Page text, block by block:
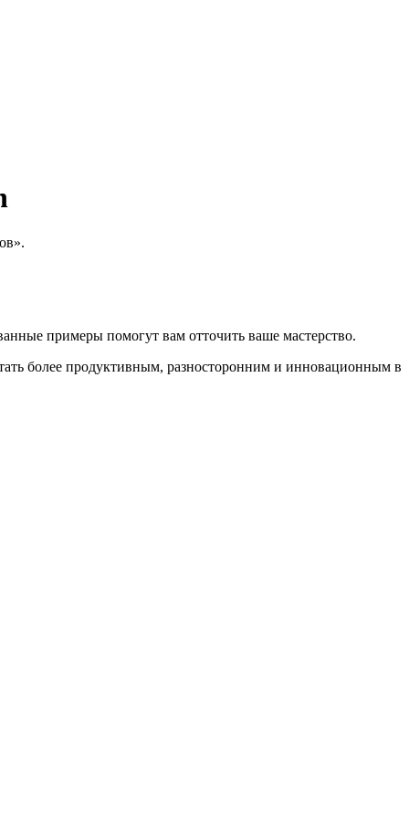
примеры помогут вам отточить ваше мастерство.
более продуктивным, разносторонним и инновационным в